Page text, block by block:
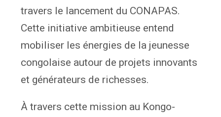
travers le lancement du CONAPAS.
Cette initiative ambitieuse entend
mobiliser les énergies de la jeunesse
congolaise autour de projets innovants
et générateurs de richesses.
À travers cette mission au Kongo-